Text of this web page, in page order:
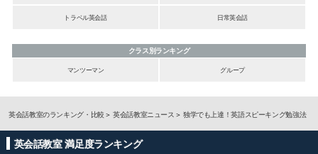
トラベル英会話 日常英会話
クラス別ランキング
マンツーマン
グループ
英会話教室のランキング・比較 英会話教室ニュース 独学でも上達！英語スピーキング勉強法
英会話教室 満足度ランキング